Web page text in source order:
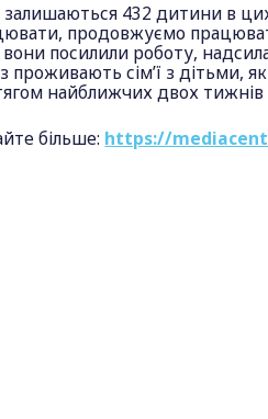
432 дитини в
продовжуємо
посилили роботу,
проживають сім’ї з дітьми,
найближчих двох тижнів
більше: https://